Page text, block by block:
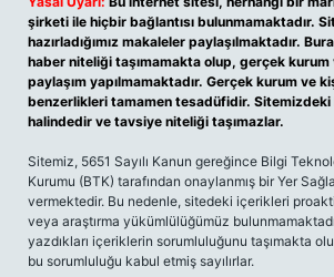
şirketi ile hiçbir bağlantısı bulunmamaktadır.
hazırladığımız makaleler paylaşılmaktadır.
haber niteliği taşımamakta olup, gerçek kurum
paylaşım yapılmamaktadır. Gerçek kurum ve
benzerlikleri tamamen tesadüfidir.
halindedir ve tavsiye niteliği taşımazlar.
Sitemiz, 5651 Sayılı Kanun gereğince Bilgi
Kurumu (BTK) tarafından onaylanmış bir Yer
vermektedir. Bu nedenle, sitedeki içerikleri
veya araştırma yükümlülüğümüz
yazdıkları içeriklerin sorumluluğunu taşımakta
bu sorumluluğu kabul etmiş sayılırlar.